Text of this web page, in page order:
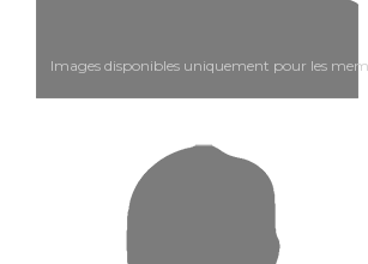
Images disponibles uniquement pour les